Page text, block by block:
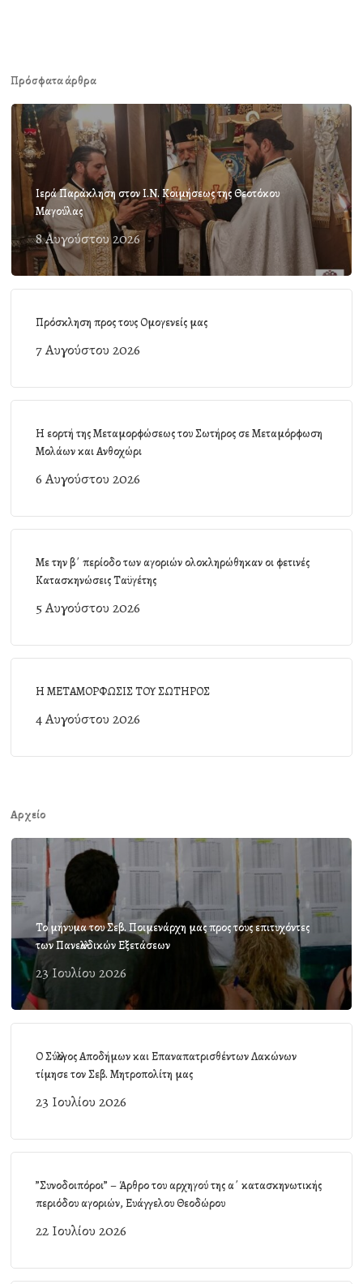
Πρόσφατα άρθρα
Ιερά Παράκληση στον Ι.Ν. Κοιμήσεως της Θεοτόκου
Μαγούλας
8 Αυγούστου 2026
Πρόσκληση προς τους Ομογενείς μας
7 Αυγούστου 2026
Η εορτή της Μεταμορφώσεως του Σωτήρος σε Μεταμόρφωση
Μολάων και Ανθοχώρι
6 Αυγούστου 2026
Με την β΄ περίοδο των αγοριών ολοκληρώθηκαν οι φετινές
Κατασκηνώσεις Ταϋγέτης
5 Αυγούστου 2026
Η ΜΕΤΑΜΟΡΦΩΣΙΣ ΤΟΥ ΣΩΤΗΡΟΣ
4 Αυγούστου 2026
Αρχείο
Το μήνυμα του Σεβ. Ποιμενάρχη μας προς τους επιτυχόντες
των Πανελλαδικών Εξετάσεων
23 Ιουλίου 2026
Ο Σύλλογος Αποδήμων και Επαναπατρισθέντων Λακώνων
τίμησε τον Σεβ. Μητροπολίτη μας
23 Ιουλίου 2026
”Συνοδοιπόροι” – Άρθρο του αρχηγού της α΄ κατασκηνωτικής
περιόδου αγοριών, Ευάγγελου Θεοδώρου
22 Ιουλίου 2026